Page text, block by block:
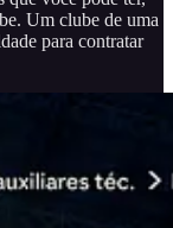
Um clube de uma
para contratar